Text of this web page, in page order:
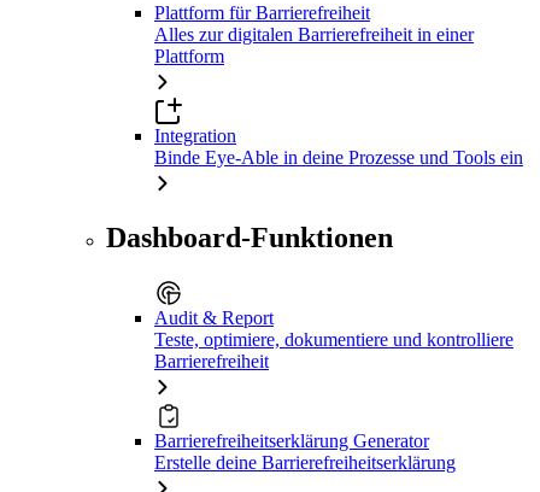
Plattform für Barrierefreiheit
Alles zur digitalen Barrierefreiheit in einer
Plattform
Integration
Binde Eye-Able in deine Prozesse und Tools ein
Dashboard-Funktionen
Audit & Report
Teste, optimiere, dokumentiere und kontrolliere
Barrierefreiheit
Barrierefreiheitserklärung Generator
Erstelle deine Barrierefreiheitserklärung